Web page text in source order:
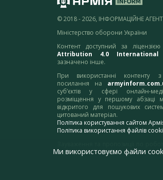
© 2018 - 2026, ІНФОРМАЦІЙНЕ
Міністерство оборони України
Контент доступний за ліцензією
Attribution 4.0 International
зазначено інше.
При використанні контенту
посилання на
суб’єктів у сфері онлайн-
розміщення у першому абзаці
відкритого для пошукових
цитований матеріал.
Політика користування сайтом
Політика використання файлів
адресу:
Ми використовуємо файли